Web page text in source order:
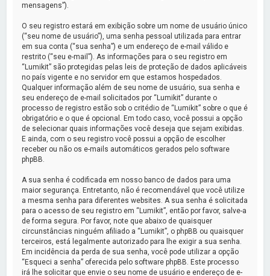
mensagens”).
O seu registro estará em exibição sobre um nome de usuário único
(“seu nome de usuário”), uma senha pessoal utilizada para entrar
em sua conta (“sua senha”) e um endereço de e-mail válido e
restrito (“seu e-mail”). As informações para o seu registro em
“Lumikit” são protegidas pelas leis de proteção de dados aplicáveis
no país vigente e no servidor em que estamos hospedados.
Qualquer informação além de seu nome de usuário, sua senha e
seu endereço de e-mail solicitados por “Lumikit” durante o
processo de registro estão sob o critédio de “Lumikit” sobre o que é
obrigatório e o que é opcional. Em todo caso, você possui a opção
de selecionar quais informações você deseja que sejam exibidas.
E ainda, com o seu registro você possui a opção de escolher
receber ou não os e-mails automáticos gerados pelo software
phpBB.
A sua senha é codificada em nosso banco de dados para uma
maior segurança. Entretanto, não é recomendável que você utilize
a mesma senha para diferentes websites. A sua senha é solicitada
para o acesso de seu registro em “Lumikit”, então por favor, salve-a
de forma segura. Por favor, note que abaixo de quaisquer
circunstâncias ninguém afiliado a “Lumikit”, o phpBB ou quaisquer
terceiros, está legalmente autorizado para lhe exigir a sua senha.
Em incidência da perda de sua senha, você pode utilizar a opção
“Esqueci a senha” oferecida pelo software phpBB. Este processo
irá lhe solicitar que envie o seu nome de usuário e endereço de e-